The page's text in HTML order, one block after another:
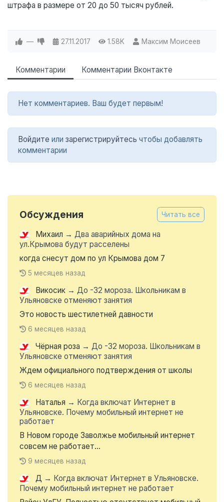
штрафа в размере от 20 до 50 тысяч рублей.
— 27.11.2017 1.58K Максим Моисеев
Комментарии Комментарии Вконтакте
Нет комментариев. Ваш будет первым!
Войдите или зарегистрируйтесь чтобы добавлять
комментарии
Обсуждения Читать все
Михаил → Два аварийных дома на
ул.Крымова будут расселены
когда снесут дом по ул Крымова дом 7
5 месяцев назад
Викосик → До -32 мороза. Школьникам в
Ульяновске отменяют занятия
Это новость шестилетней давности
6 месяцев назад
Чёрная роза → До -32 мороза. Школьникам в
Ульяновске отменяют занятия
Ждем официального подтверждения от школы
6 месяцев назад
Наталья → Когда включат Интернет в
Ульяновске. Почему мобильный интернет не
работает
В Новом городе Заволжье мобильный интернет
совсем не работает...
9 месяцев назад
Д → Когда включат Интернет в Ульяновске.
Почему мобильный интернет не работает